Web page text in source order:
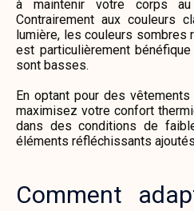
à maintenir votre corps au
Contrairement aux couleurs
lumière, les couleurs sombres
est particulièrement
sont basses.
En optant pour des
maximisez votre confort
dans des conditions de
éléments réfléchissants
Comment